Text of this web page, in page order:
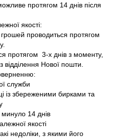
протягом 14 днів після
якості:
проводиться протягом
протягом 3-х днів з моменту,
відділення Нової пошти.
служби
із збереженими бирками та
минуло 14 днів
якості
недоліки, з якими його